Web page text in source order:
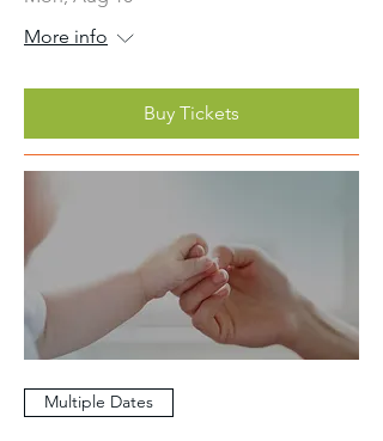
More info
Buy Tickets
Multiple Dates